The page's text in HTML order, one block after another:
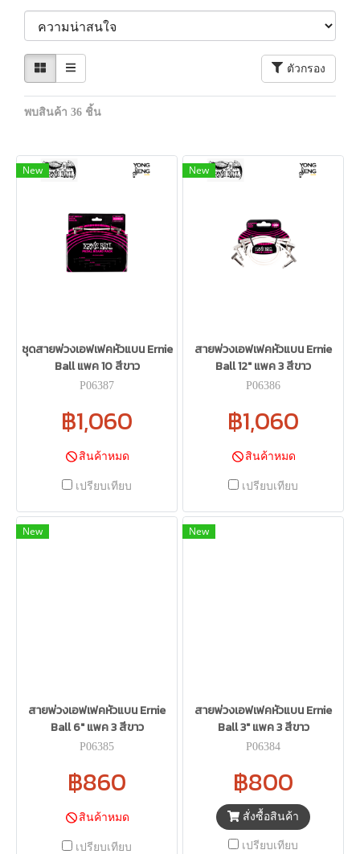
ตัวกรอง
พบสินค้า 36 ชิ้น
New
ชุดสายพ่วงเอฟเฟคหัวแบน Ernie
Ball แพค 10 สีขาว
P06387
฿1,060
สินค้าหมด
เปรียบเทียบ
New
สายพ่วงเอฟเฟคหัวแบน Ernie
Ball 12" แพค 3 สีขาว
P06386
฿1,060
สินค้าหมด
เปรียบเทียบ
New
สายพ่วงเอฟเฟคหัวแบน Ernie
Ball 6" แพค 3 สีขาว
P06385
฿860
สินค้าหมด
เปรียบเทียบ
New
สายพ่วงเอฟเฟคหัวแบน Ernie
Ball 3" แพค 3 สีขาว
P06384
฿800
สั่งซื้อสินค้า
เปรียบเทียบ